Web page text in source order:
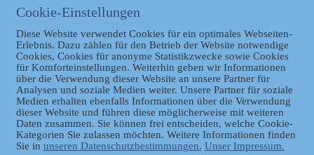
Taschenbuch
GVBl | Einbanddecke
Datenschutz
Cookie-Einstellungen
Diese Website verwendet Cookies für ein optimales Webseiten-
Erlebnis. Dazu zählen für den Betrieb der Website notwendige
Cookies, Cookies für anonyme Statistikzwecke sowie Cookies
für Komforteinstellungen. Weiterhin geben wir Informationen
über die Verwendung dieser Website an unsere Partner für
Analysen und soziale Medien weiter. Unsere Partner für soziale
Medien erhalten ebenfalls Informationen über die Verwendung
dieser Website und führen diese möglicherweise mit weiteren
Daten zusammen. Sie können frei entscheiden, welche Cookie-
Kategorien Sie zulassen möchten. Weitere Informationen finden
Sie in unseren Datenschutzbestimmungen. Unser Impressum.